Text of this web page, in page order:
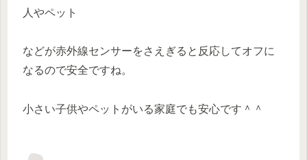
人やペット
などが赤外線センサーをさえぎると反応してオフに
なるので安全ですね。
小さい子供やペットがいる家庭でも安心です＾＾